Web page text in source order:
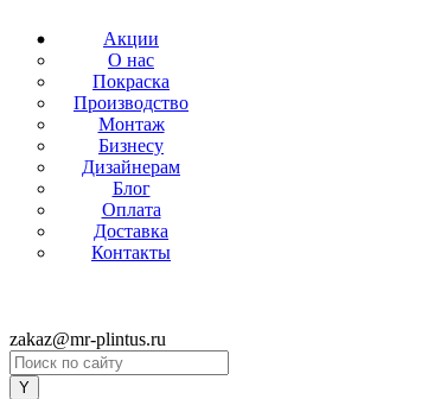
Акции
О нас
Покраска
Производство
Монтаж
Бизнесу
Дизайнерам
Блог
Оплата
Доставка
Контакты
zakaz@mr-plintus.ru